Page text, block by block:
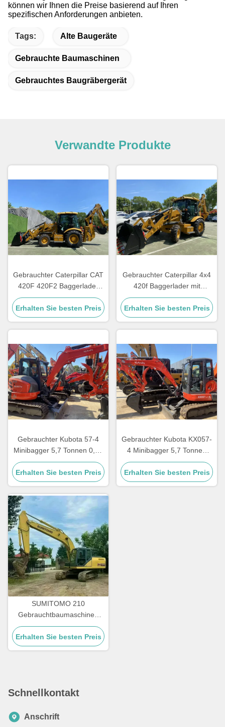
können wir Ihnen die Preise basierend auf Ihren
spezifischen Anforderungen anbieten.
Tags: Alte Baugeräte
Gebrauchte Baumaschinen
Gebrauchtes Baugräbergerät
Verwandte Produkte
Gebrauchter Caterpillar CAT
420F 420F2 Baggerlader
Retro-Bagger CAT420F
CAT420F2 Baggerlader zu
verkaufen
Erhalten Sie besten Preis
Gebrauchter Caterpillar 4x4
420f Baggerlader mit
Frontlader-Funktion, Fokus
auf Cat 420 Gebrauchtlader
Erhalten Sie besten Preis
Gebrauchter Kubota 57-4
Minibagger 5,7 Tonnen 0,21
m³ Löffel
Erhalten Sie besten Preis
Gebrauchter Kubota KX057-
4 Minibagger 5,7 Tonnen
0,21 m³ Löffel 2023
Erhalten Sie besten Preis
SUMITOMO 210
Gebrauchtbaumaschinen
Kraftstoffeffizienter alter
Bagger für Straßen
Erhalten Sie besten Preis
Schnellkontakt
Anschrift